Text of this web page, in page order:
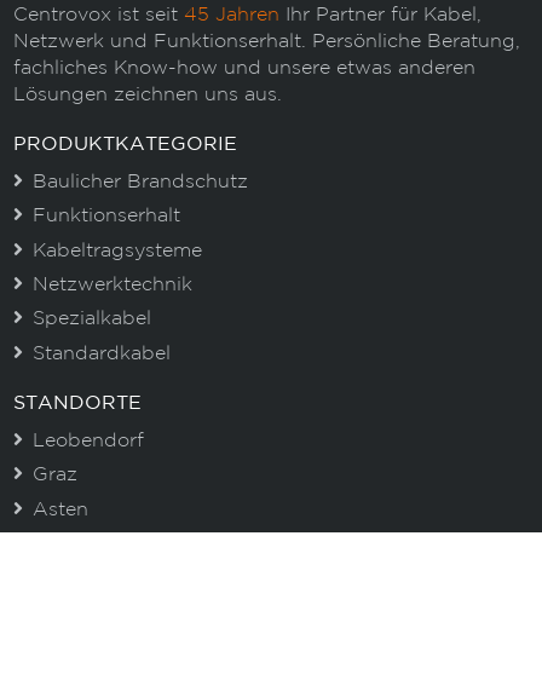
Centrovox ist seit 45 Jahren Ihr Partner für Kabel,
Netzwerk und Funktionserhalt. Persönliche Beratung,
fachliches Know-how und unsere etwas anderen
Lösungen zeichnen uns aus.
PRODUKTKATEGORIE
Baulicher Brandschutz
Funktionserhalt
Kabeltragsysteme
Netzwerktechnik
Spezialkabel
Standardkabel
STANDORTE
Leobendorf
Graz
Asten